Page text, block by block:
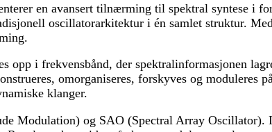
en avansert tilnærming til spektral syntese i
oscillatorarkitektur i én samlet struktur.
opp i frekvensbånd, der spektralinformasjonen
omorganiseres, forskyves og moduleres
klanger.
Modulation) og SAO (Spectral Array Oscillator).